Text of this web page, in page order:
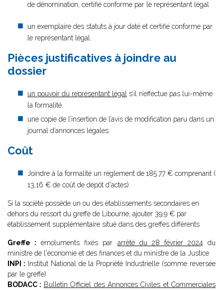
de dénomination, certifié conforme par le représentant légal
un exemplaire des statuts à jour daté et certifié conforme par
le représentant légal.
Pièces justificatives à joindre au
dossier
un pouvoir du représentant légal s’il n’effectue pas lui-même
la formalité.
une copie de l’insertion de l’avis de modification paru dans un
journal d’annonces légales.
Coût
Joindre à la formalité un règlement de185.77 € comprenant (
13,16 € de coût de dépôt d'actes).
Si la société possède un ou des établissements secondaires en
dehors du ressort du greffe de Libourne, ajouter 39,9 € par
établissement supplémentaire situé dans des greffes différents
Greffe : émoluments fixés par arrêté du 28 février 2024 du
ministre de l'économie et des finances et du ministre de la Justice
INPI : Institut National de la Propriété Industrielle (somme reversée
par le greffe)
BODACC : Bulletin Officiel des Annonces Civiles et Commerciales